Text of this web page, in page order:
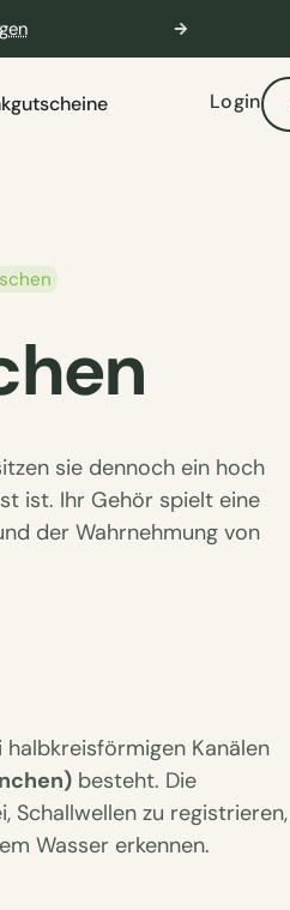
Login
sie dennoch ein hoch
ist. Ihr Gehör spielt eine
der Wahrnehmung von
halbkreisförmigen Kanälen
besteht. Die
Schallwellen zu registrieren,
Wasser erkennen.